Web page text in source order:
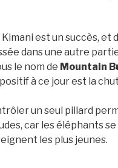
est un succès, et
dans une autre
le nom de Mountain
à ce jour est la
un seul pillard
car les éléphants
les plus jeunes.